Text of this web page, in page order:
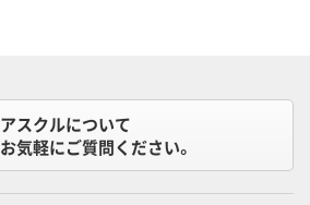
アスクルについて
お気軽にご質問ください。